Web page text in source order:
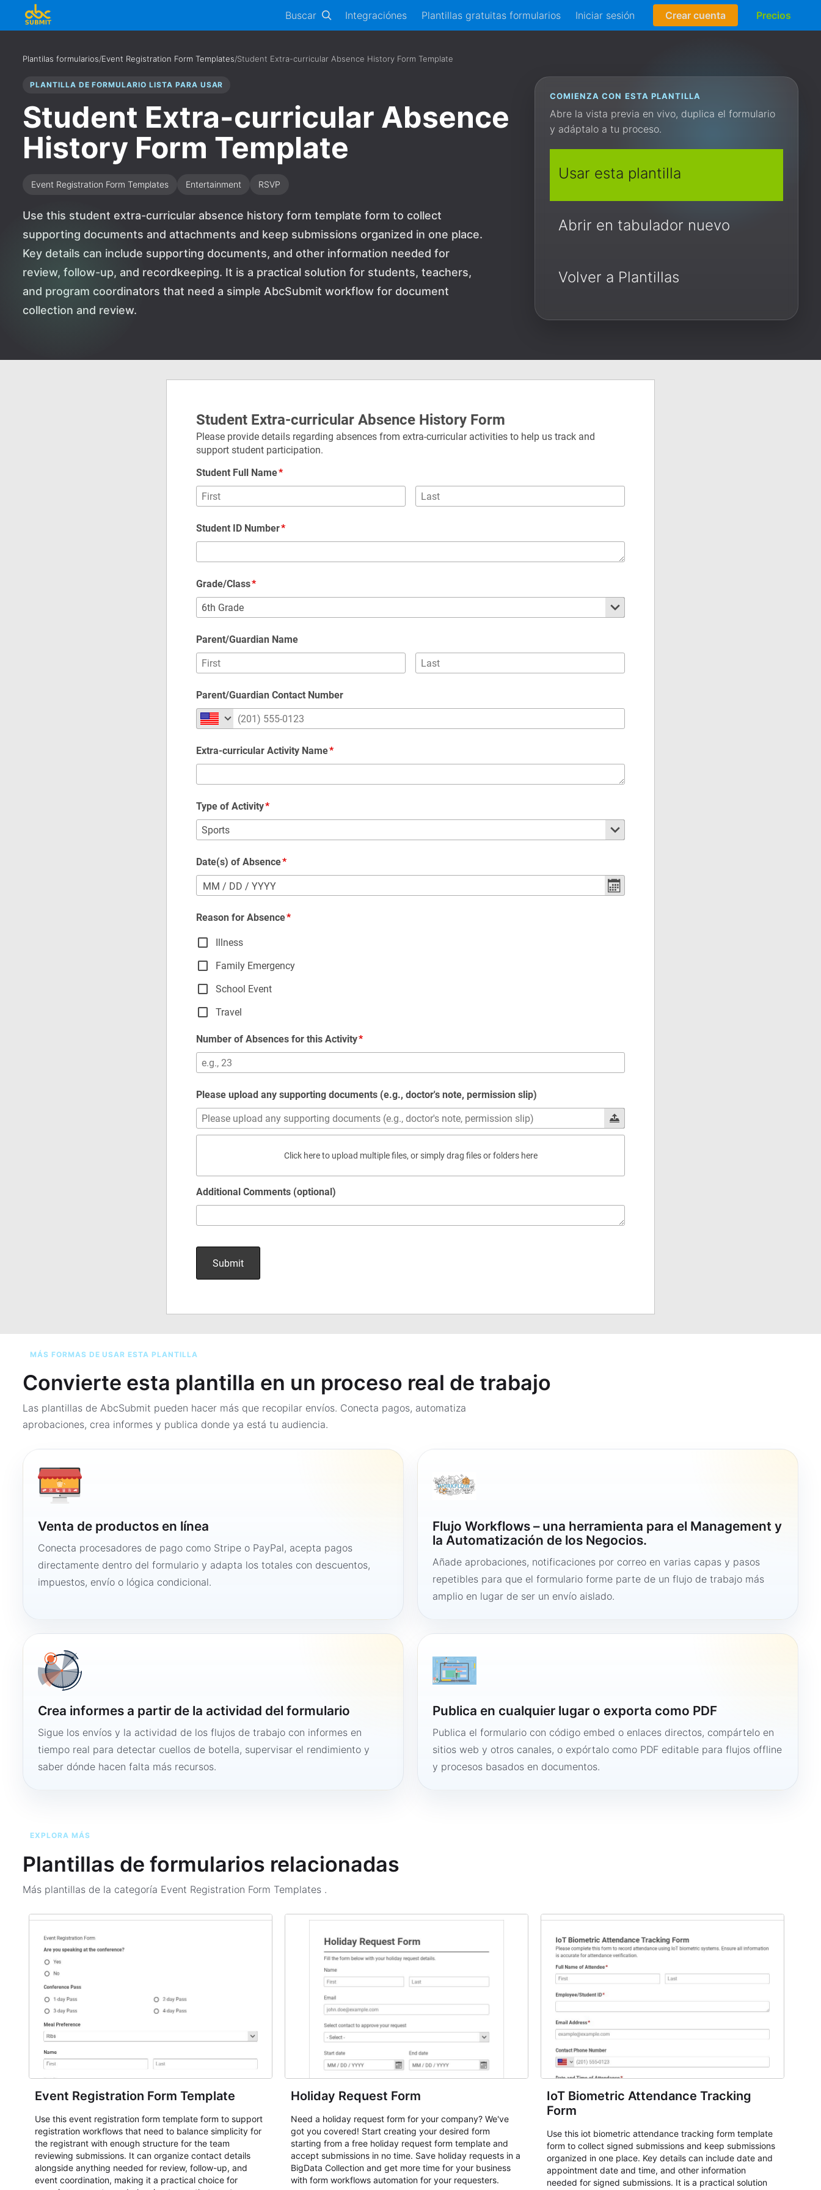
Buscar Integraciónes Plantillas gratuitas formularios Iniciar sesión Crear cuenta Precios
Plantilas formularios/Event Registration Form Templates/Student Extra-curricular Absence History Form Template
PLANTILLA DE FORMULARIO LISTA PARA USAR
Student Extra-curricular Absence
History Form Template
Event Registration Form Templates Entertainment RSVP
Use this student extra-curricular absence history form template form to collect
supporting documents and attachments and keep submissions organized in one place.
Key details can include supporting documents, and other information needed for
review, follow-up, and recordkeeping. It is a practical solution for students, teachers,
and program coordinators that need a simple AbcSubmit workflow for document
collection and review.
COMIENZA CON ESTA PLANTILLA
Abre la vista previa en vivo, duplica el formulario
y adáptalo a tu proceso.
Usar esta plantilla
Abrir en tabulador nuevo
Volver a Plantillas
MÁS FORMAS DE USAR ESTA PLANTILLA
Convierte esta plantilla en un proceso real de trabajo
Las plantillas de AbcSubmit pueden hacer más que recopilar envíos. Conecta pagos, automatiza
aprobaciones, crea informes y publica donde ya está tu audiencia.
Venta de productos en línea
Conecta procesadores de pago como Stripe o PayPal, acepta pagos
directamente dentro del formulario y adapta los totales con descuentos,
impuestos, envío o lógica condicional.
Flujo Workflows – una herramienta para el Management y
la Automatización de los Negocios.
Añade aprobaciones, notificaciones por correo en varias capas y pasos
repetibles para que el formulario forme parte de un flujo de trabajo más
amplio en lugar de ser un envío aislado.
Crea informes a partir de la actividad del formulario
Sigue los envíos y la actividad de los flujos de trabajo con informes en
tiempo real para detectar cuellos de botella, supervisar el rendimiento y
saber dónde hacen falta más recursos.
Publica en cualquier lugar o exporta como PDF
Publica el formulario con código embed o enlaces directos, compártelo en
sitios web y otros canales, o expórtalo como PDF editable para flujos offline
y procesos basados en documentos.
EXPLORA MÁS
Plantillas de formularios relacionadas
Más plantillas de la categoría Event Registration Form Templates .
Event Registration Form Template
Use this event registration form template form to support
registration workflows that need to balance simplicity for
the registrant with enough structure for the team
reviewing submissions. It can organize contact details
alongside anything needed for review, follow-up, and
event coordination, making it a practical choice for
Holiday Request Form
Need a holiday request form for your company? We've
got you covered! Start creating your desired form
starting from a free holiday request form template and
accept submissions in no time. Save holiday requests in a
BigData Collection and get more time for your business
with form workflows automation for your requesters.
IoT Biometric Attendance Tracking
Form
Use this iot biometric attendance tracking form template
form to collect signed submissions and keep submissions
organized in one place. Key details can include date and
appointment date and time, and other information
needed for signed submissions. It is a practical solution